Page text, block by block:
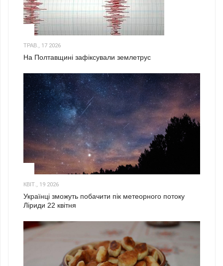
ТРАВ., 17 2026
На Полтавщині зафіксували землетрус
КВІТ., 19 2026
Українці зможуть побачити пік метеорного потоку
Ліриди 22 квітня